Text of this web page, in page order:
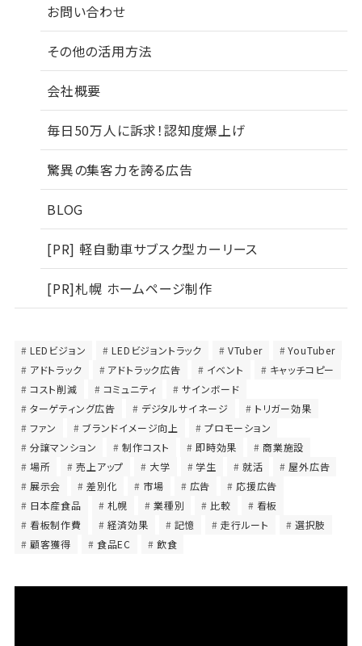
お問い合わせ
その他の活用方法
会社概要
毎日50万人に訴求！認知度爆上げ
驚異の集客力を誇る広告
BLOG
[PR] 軽自動車サブスク型カーリース
[PR]札幌 ホームページ制作
LEDビジョン LEDビジョントラック VTuber
YouTuber
アドトラック
アドトラック広告 イベント
キャッチコピー
コスト削減
コミュニティ
サインボード
ターゲティング広告
デジタルサイネージ
トリガー効果
ファン
ブランドイメージ向上
プロモーション
分譲マンション
制作コスト 即時効果
商業施設
場所
売上アップ 大学 学生 就活
屋外広告
展示会
差別化 市場 広告
応援広告
日本産食品
札幌 業種別 比較
看板
看板制作費
経済効果 記憶 走行ルート
選択肢
顧客獲得
食品EC 飲食